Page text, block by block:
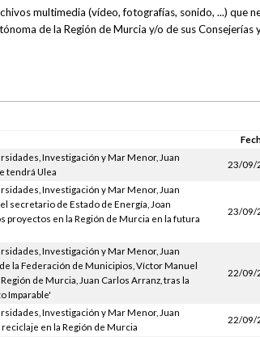
multimedia (vídeo, fotografías, sonido, ...) que
de la Región de Murcia y/o de sus Consejerías
Investigación y Mar Menor, Juan
tendrá Ulea
23/09/
Investigación y Mar Menor, Juan
secretario de Estado de Energía, Joan
proyectos en la Región de Murcia en la futura
23/09/
Investigación y Mar Menor, Juan
la Federación de Municipios, Víctor Manuel
de Murcia, Juan Carlos Arranz, tras la
Imparable'
22/09/
Investigación y Mar Menor, Juan
en la Región de Murcia
22/09/